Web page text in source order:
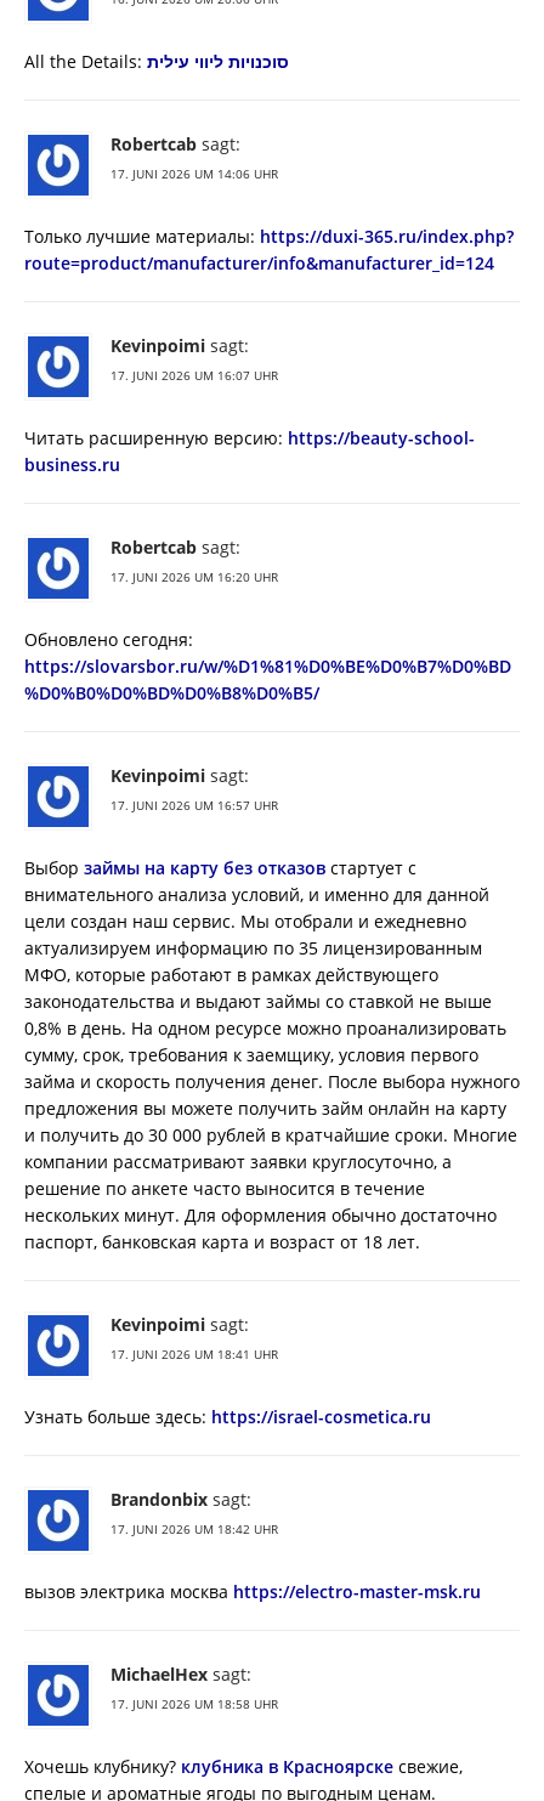
All the Details: סוכנויות ליווי עילית
Robertcab sagt:
17. JUNI 2026 UM 14:06 UHR
Только лучшие материалы: https://duxi-365.ru/index.php?
route=product/manufacturer/info&manufacturer_id=124
Kevinpoimi sagt:
17. JUNI 2026 UM 16:07 UHR
Читать расширенную версию: https://beauty-school-
business.ru
Robertcab sagt:
17. JUNI 2026 UM 16:20 UHR
Обновлено сегодня:
https://slovarsbor.ru/w/%D1%81%D0%BE%D0%B7%D0%BD
%D0%B0%D0%BD%D0%B8%D0%B5/
Kevinpoimi sagt:
17. JUNI 2026 UM 16:57 UHR
Выбор займы на карту без отказов стартует с
внимательного анализа условий, и именно для данной
цели создан наш сервис. Мы отобрали и ежедневно
актуализируем информацию по 35 лицензированным
МФО, которые работают в рамках действующего
законодательства и выдают займы со ставкой не выше
0,8% в день. На одном ресурсе можно проанализировать
сумму, срок, требования к заемщику, условия первого
займа и скорость получения денег. После выбора нужного
предложения вы можете получить займ онлайн на карту
и получить до 30 000 рублей в кратчайшие сроки. Многие
компании рассматривают заявки круглосуточно, а
решение по анкете часто выносится в течение
нескольких минут. Для оформления обычно достаточно
паспорт, банковская карта и возраст от 18 лет.
Kevinpoimi sagt:
17. JUNI 2026 UM 18:41 UHR
Узнать больше здесь: https://israel-cosmetica.ru
Brandonbix sagt:
17. JUNI 2026 UM 18:42 UHR
вызов электрика москва https://electro-master-msk.ru
MichaelHex sagt:
17. JUNI 2026 UM 18:58 UHR
Хочешь клубнику? клубника в Красноярске свежие,
спелые и ароматные ягоды по выгодным ценам.